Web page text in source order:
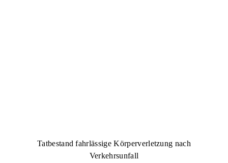
Tatbestand fahrlässige Körperverletzung nach
Verkehrsunfall